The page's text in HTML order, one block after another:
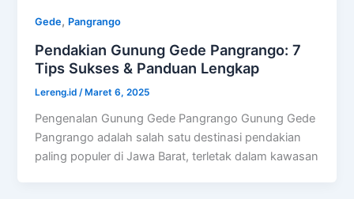
Gede, Pangrango
Pendakian Gunung Gede Pangrango: 7
Tips Sukses & Panduan Lengkap
Lereng.id /Maret 6, 2025
Pengenalan Gunung Gede Pangrango Gunung Gede
Pangrango adalah salah satu destinasi pendakian
paling populer di Jawa Barat, terletak dalam kawasan